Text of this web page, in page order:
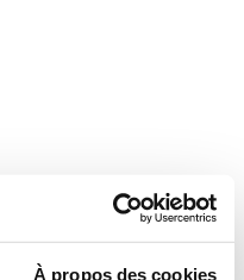
À propos des cookies